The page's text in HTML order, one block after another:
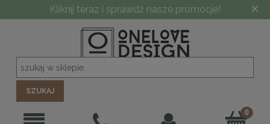
Kliknij teraz i sprawdź nasze promocje! ×
SZUKAJ